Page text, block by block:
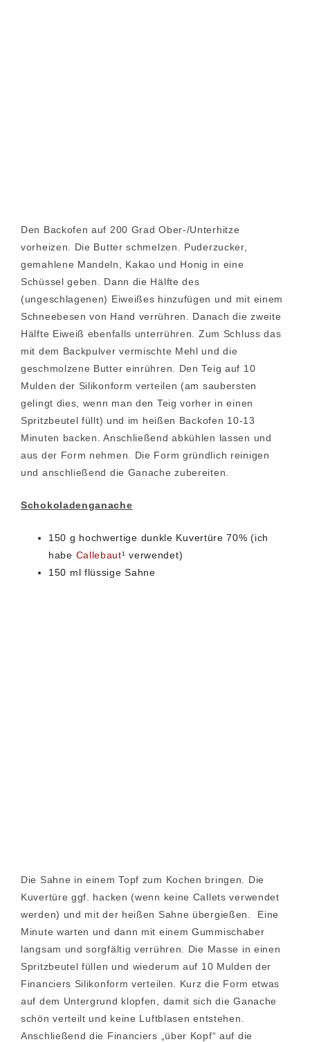
Den Backofen auf 200 Grad Ober-/Unterhitze
vorheizen. Die Butter schmelzen. Puderzucker,
gemahlene Mandeln, Kakao und Honig in eine
Schüssel geben. Dann die Hälfte des
(ungeschlagenen) Eiweißes hinzufügen und mit einem
Schneebesen von Hand verrühren. Danach die zweite
Hälfte Eiweiß ebenfalls unterrühren. Zum Schluss das
mit dem Backpulver vermischte Mehl und die
geschmolzene Butter einrühren. Den Teig auf 10
Mulden der Silikonform verteilen (am saubersten
gelingt dies, wenn man den Teig vorher in einen
Spritzbeutel füllt) und im heißen Backofen 10-13
Minuten backen. Anschließend abkühlen lassen und
aus der Form nehmen. Die Form gründlich reinigen
und anschließend die Ganache zubereiten.
Schokoladenganache
150 g hochwertige dunkle Kuvertüre 70% (ich
habe Callebaut¹ verwendet)
150 ml flüssige Sahne
Die Sahne in einem Topf zum Kochen bringen. Die
Kuvertüre ggf. hacken (wenn keine Callets verwendet
werden) und mit der heißen Sahne übergießen. Eine
Minute warten und dann mit einem Gummischaber
langsam und sorgfältig verrühren. Die Masse in einen
Spritzbeutel füllen und wiederum auf 10 Mulden der
Financiers Silikonform verteilen. Kurz die Form etwas
auf dem Untergrund klopfen, damit sich die Ganache
schön verteilt und keine Luftblasen entstehen.
Anschließend die Financiers „über Kopf“ auf die